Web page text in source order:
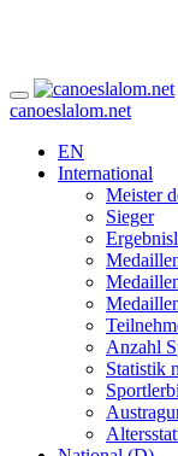
canoeslalom.net
EN
International
Meister
Sieger
Anzahl
Statistik